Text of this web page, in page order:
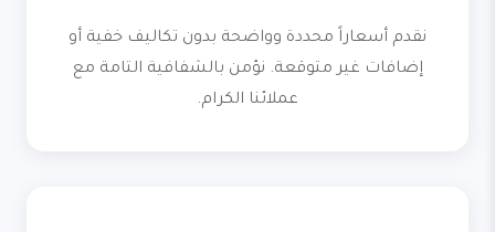
نقدم أسعاراً محددة وواضحة بدون تكاليف خفية أو
إضافات غير متوقعة. نؤمن بالشفافية التامة مع
عملائنا الكرام.